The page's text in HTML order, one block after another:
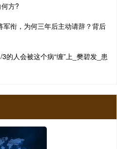
方?
衔，为何三年后主动请辞？背后
的人会被这个病“缠”上_樊碧发_患